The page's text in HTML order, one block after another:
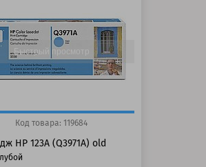
баллов
Быстрый просмотр
Код товара: 119684
HP 123A (Q3971A) old